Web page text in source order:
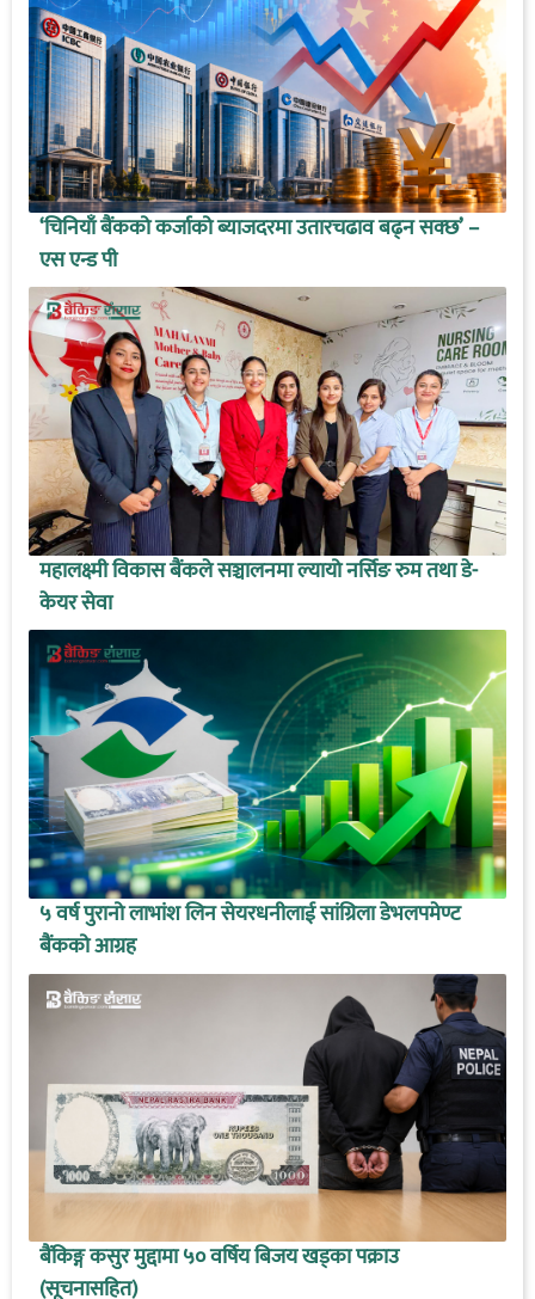
‘चिनियाँ बैंकको कर्जाको ब्याजदरमा उतारचढाव बढ्न सक्छ’ –
एस एन्ड पी
महालक्ष्मी विकास बैंकले सञ्चालनमा ल्यायो नर्सिङ रुम तथा डे-
केयर सेवा
५ वर्ष पुरानो लाभांश लिन सेयरधनीलाई सांग्रिला डेभलपमेण्ट
बैंकको आग्रह
बैंकिङ्ग कसुर मुद्दामा ५० वर्षिय बिजय खड्का पक्राउ
(सूचनासहित)